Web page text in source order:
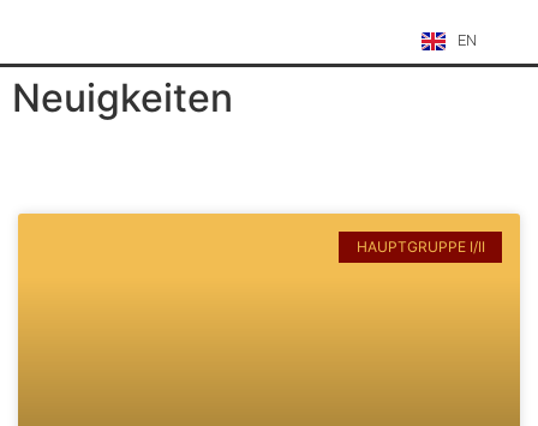
EN
Neuigkeiten
HAUPTGRUPPE I/II